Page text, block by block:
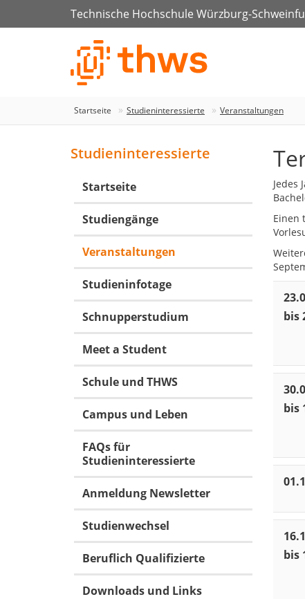
Technische Hochschule Würzburg-
Startseite Studieninteressierte Veranstaltungen
Jedes
Einen
bis
bis
bis
Studieninteressierte
Startseite
Studiengänge
Veranstaltungen
Studieninfotage
Schnupperstudium
Meet a Student
Schule und THWS
Campus und Leben
FAQs für
Studieninteressierte
Anmeldung Newsletter
Studienwechsel
Beruflich Qualifizierte
Downloads und Links